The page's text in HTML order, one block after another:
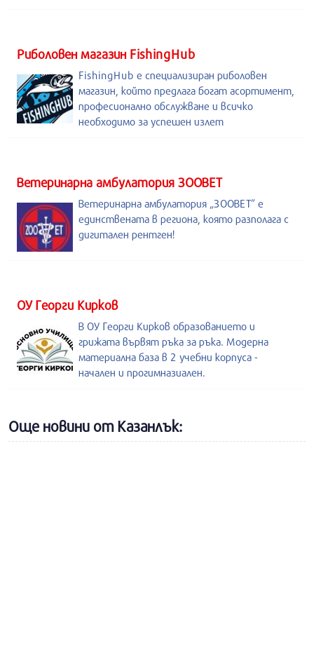
Риболовен магазин FishingHub
FishingHub е специализиран риболовен
магазин, който предлага богат асортимент,
професионално обслужване и всичко
необходимо за успешен излет
Ветеринарна амбулатория ЗООВЕТ
Ветеринарна амбулатория „ЗООВЕТ” е
единствената в региона, която разполага с
дигитален рентген!
ОУ Георги Кирков
В ОУ Георги Кирков образованието и
грижата вървят ръка за ръка. Модерна
материална база в 2 учебни корпуса -
начален и прогимназиален.
Още новини от Казанлък: